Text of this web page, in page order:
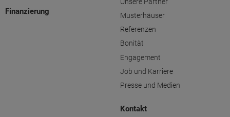
Finanzierung
Musterhäuser
Referenzen
Bonität
Engagement
Job und Karriere
Presse und Medien
Kontakt